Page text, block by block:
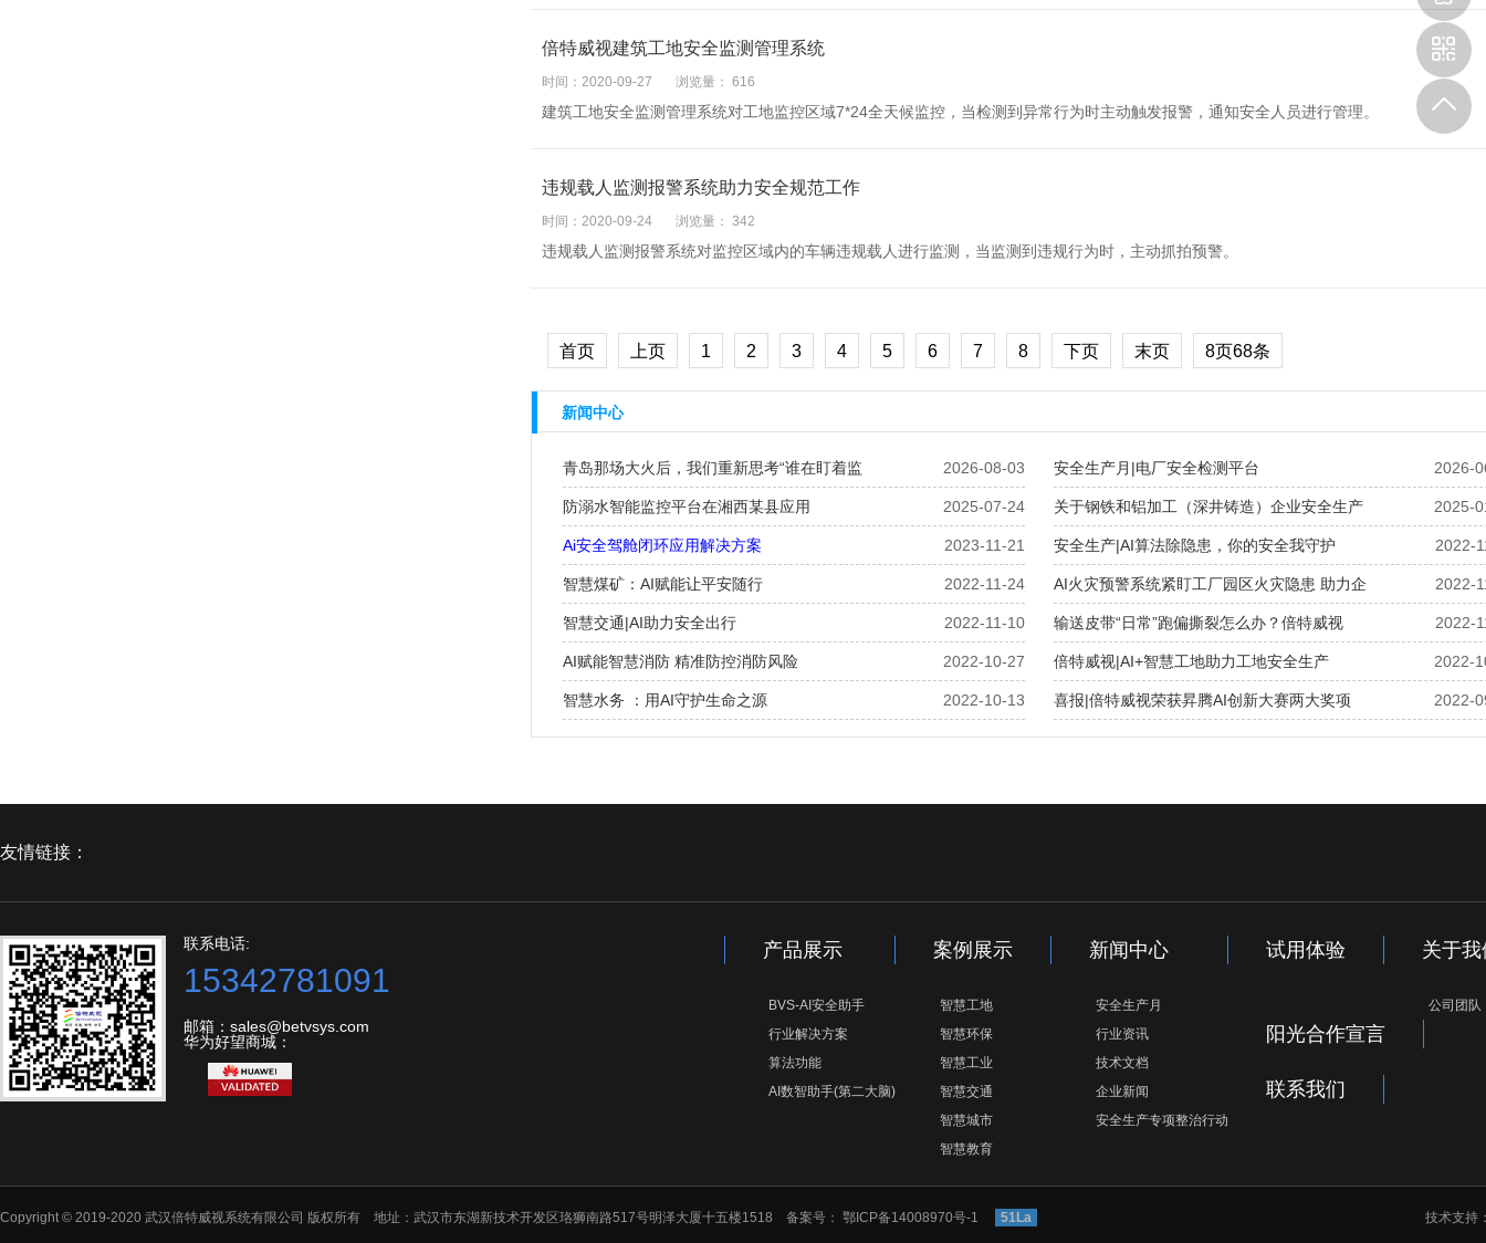
倍特威视建筑工地安全监测管理系统
时间：2020-09-27 浏览量： 616
建筑工地安全监测管理系统对工地监控区域7*24全天候监控，当检测到异常行为时主动触发报警，通知安全人员进行管理。
违规载人监测报警系统助力安全规范工作
时间：2020-09-24 浏览量： 342
违规载人监测报警系统对监控区域内的车辆违规载人进行监测，当监测到违规行为时，主动抓拍预警。
首页 上页 1 2 3 4 5 6 7 8 下页 末页 8页68条
新闻中心
2026-08-03
青岛那场大火后，我们重新思考“谁在盯着监 2026-
安全生产月|电厂安全检测平台
2025-07-24
防溺水智能监控平台在湘西某县应用 2025-
关于钢铁和铝加工（深井铸造）企业安全生产
2023-11-21
Ai安全驾舱闭环应用解决方案 2022-
安全生产|AI算法除隐患，你的安全我守护
2022-11-24
智慧煤矿：AI赋能让平安随行 2022-
AI火灾预警系统紧盯工厂园区火灾隐患 助力企
2022-11-10
智慧交通|AI助力安全出行 2022-
输送皮带“日常”跑偏撕裂怎么办？倍特威视
2022-10-27
AI赋能智慧消防 精准防控消防风险 2022-
倍特威视|AI+智慧工地助力工地安全生产
2022-10-13
智慧水务 ：用AI守护生命之源 2022-
喜报|倍特威视荣获昇腾AI创新大赛两大奖项
友情链接：
联系电话:
15342781091
邮箱：sales@betvsys.com
华为好望商城：
产品展示
BVS-AI安全助手
行业解决方案
算法功能
AI数智助手(第二大脑)
案例展示
智慧工地
智慧环保
智慧工业
智慧交通
智慧城市
智慧教育
新闻中心
安全生产月
行业资讯
技术文档
企业新闻
安全生产专项整治行动
试用体验 关于我
公司团队
阳光合作宣言
联系我们
Copyright © 2019-2020 武汉倍特威视系统有限公司 版权所有 地址：武汉市东湖新技术开发区珞狮南路517号明泽大厦十五楼1518 备案号： 鄂ICP备14008970号-1 51La 技术支持